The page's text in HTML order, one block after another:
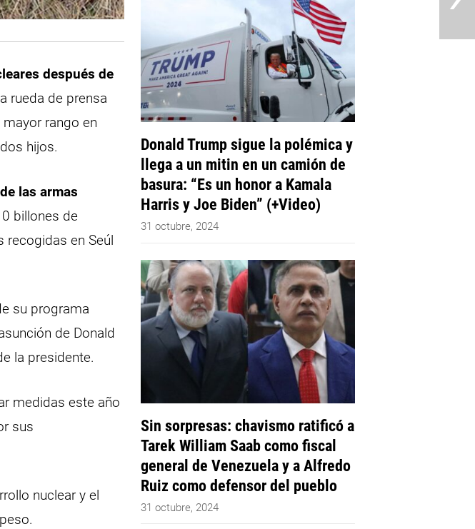
después de
rueda de prensa
rango en
hijos.
las armas
billones de
recogidas en Seúl
su programa
de Donald
la presidente.
medidas este año
sus
nuclear y el
Donald Trump sigue la polémica y
llega a un mitin en un camión de
basura: “Es un honor a Kamala
Harris y Joe Biden” (+Video)
31 octubre, 2024
Sin sorpresas: chavismo ratificó a
Tarek William Saab como fiscal
general de Venezuela y a Alfredo
Ruiz como defensor del pueblo
31 octubre, 2024